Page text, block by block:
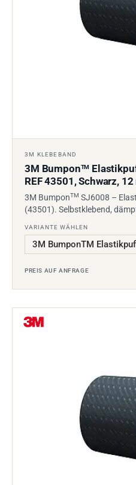
3M KLEBEBAND
3M BumponTM
REF 43501, Schwarz,
3M BumponTM SJ6008 –
(43501). Selbstklebend,
VARIANTE WÄHLEN
PREIS AUF ANFRAGE